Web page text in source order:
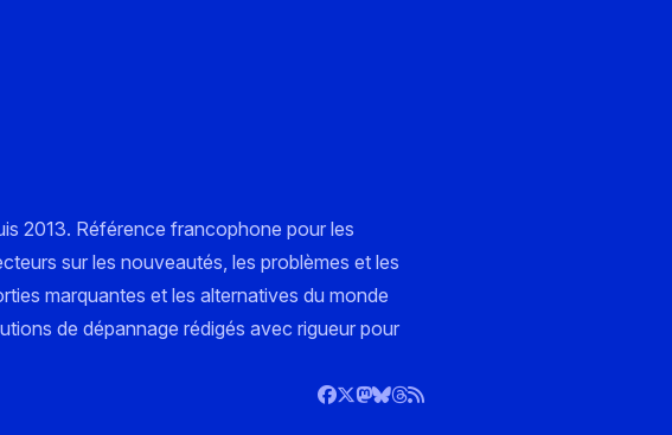
2013. Référence francophone pour les
sur les nouveautés, les problèmes et les
marquantes et les alternatives du monde
de dépannage rédigés avec rigueur pour